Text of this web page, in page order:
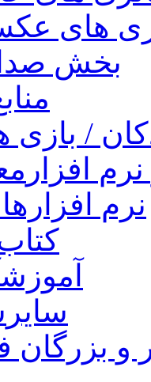
های
بخش
/ بازی
افزار
نرم
آموزش
سایر
و بزرگان